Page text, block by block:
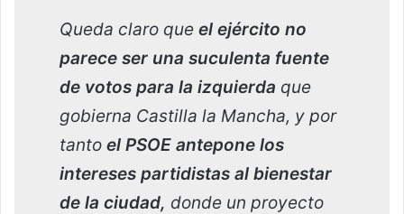
Queda claro que el ejército no
parece ser una suculenta fuente
de votos para la izquierda que
gobierna Castilla la Mancha, y por
tanto el PSOE antepone los
intereses partidistas al bienestar
de la ciudad, donde un proyecto